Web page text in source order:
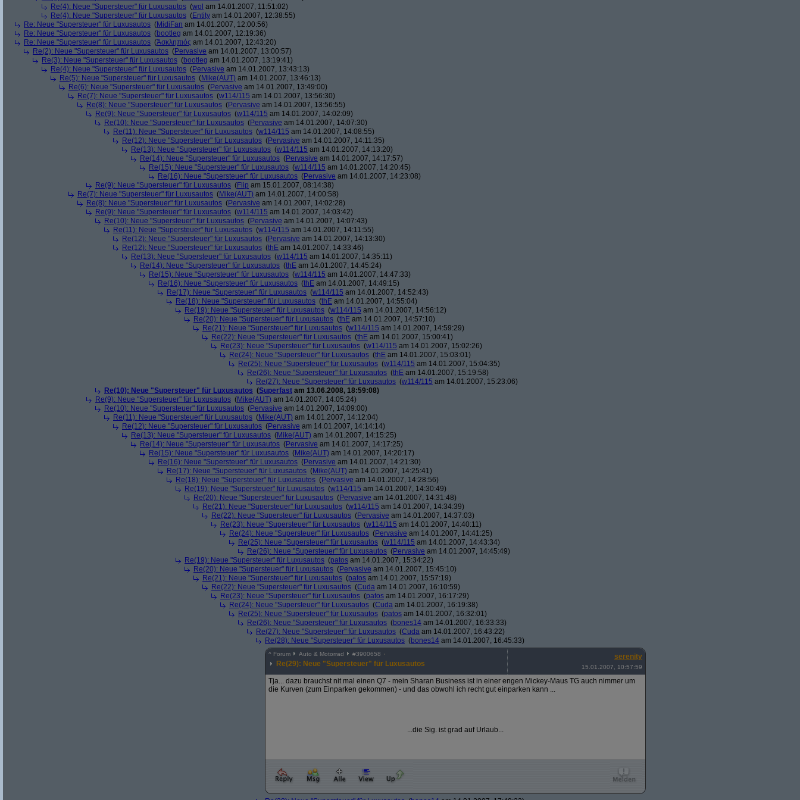
Re(4): Neue "Supersteuer" für Luxusautos (wol am 14.01.2007, 11:51:02)
Re(4): Neue "Supersteuer" für Luxusautos (Entity am 14.01.2007, 12:38:55)
Re: Neue "Supersteuer" für Luxusautos (MidiFan am 14.01.2007, 12:00:56)
Re: Neue "Supersteuer" für Luxusautos (bootleg am 14.01.2007, 12:19:36)
Re: Neue "Supersteuer" für Luxusautos (Ἀσκληπιός am 14.01.2007, 12:43:20)
Re(2): Neue "Supersteuer" für Luxusautos (Pervasive am 14.01.2007, 13:00:57)
Re(3): Neue "Supersteuer" für Luxusautos (bootleg am 14.01.2007, 13:19:41)
Re(4): Neue "Supersteuer" für Luxusautos (Pervasive am 14.01.2007, 13:43:13)
Re(5): Neue "Supersteuer" für Luxusautos (Mike(AUT) am 14.01.2007, 13:46:13)
Re(6): Neue "Supersteuer" für Luxusautos (Pervasive am 14.01.2007, 13:49:00)
Re(7): Neue "Supersteuer" für Luxusautos (w114/115 am 14.01.2007, 13:56:30)
Re(8): Neue "Supersteuer" für Luxusautos (Pervasive am 14.01.2007, 13:56:55)
Re(9): Neue "Supersteuer" für Luxusautos (w114/115 am 14.01.2007, 14:02:09)
Re(10): Neue "Supersteuer" für Luxusautos (Pervasive am 14.01.2007, 14:07:30)
Re(11): Neue "Supersteuer" für Luxusautos (w114/115 am 14.01.2007, 14:08:55)
Re(12): Neue "Supersteuer" für Luxusautos (Pervasive am 14.01.2007, 14:11:35)
Re(13): Neue "Supersteuer" für Luxusautos (w114/115 am 14.01.2007, 14:13:20)
Re(14): Neue "Supersteuer" für Luxusautos (Pervasive am 14.01.2007, 14:17:57)
Re(15): Neue "Supersteuer" für Luxusautos (w114/115 am 14.01.2007, 14:20:45)
Re(16): Neue "Supersteuer" für Luxusautos (Pervasive am 14.01.2007, 14:23:08)
Re(9): Neue "Supersteuer" für Luxusautos (Flip am 15.01.2007, 08:14:38)
Re(7): Neue "Supersteuer" für Luxusautos (Mike(AUT) am 14.01.2007, 14:00:58)
Re(8): Neue "Supersteuer" für Luxusautos (Pervasive am 14.01.2007, 14:02:28)
Re(9): Neue "Supersteuer" für Luxusautos (w114/115 am 14.01.2007, 14:03:42)
Re(10): Neue "Supersteuer" für Luxusautos (Pervasive am 14.01.2007, 14:07:43)
Re(11): Neue "Supersteuer" für Luxusautos (w114/115 am 14.01.2007, 14:11:55)
Re(12): Neue "Supersteuer" für Luxusautos (Pervasive am 14.01.2007, 14:13:30)
Re(12): Neue "Supersteuer" für Luxusautos (thE am 14.01.2007, 14:33:46)
Re(13): Neue "Supersteuer" für Luxusautos (w114/115 am 14.01.2007, 14:35:11)
Re(14): Neue "Supersteuer" für Luxusautos (thE am 14.01.2007, 14:45:24)
Re(15): Neue "Supersteuer" für Luxusautos (w114/115 am 14.01.2007, 14:47:33)
Re(16): Neue "Supersteuer" für Luxusautos (thE am 14.01.2007, 14:49:15)
Re(17): Neue "Supersteuer" für Luxusautos (w114/115 am 14.01.2007, 14:52:43)
Re(18): Neue "Supersteuer" für Luxusautos (thE am 14.01.2007, 14:55:04)
Re(19): Neue "Supersteuer" für Luxusautos (w114/115 am 14.01.2007, 14:56:12)
Re(20): Neue "Supersteuer" für Luxusautos (thE am 14.01.2007, 14:57:10)
Re(21): Neue "Supersteuer" für Luxusautos (w114/115 am 14.01.2007, 14:59:29)
Re(22): Neue "Supersteuer" für Luxusautos (thE am 14.01.2007, 15:00:41)
Re(23): Neue "Supersteuer" für Luxusautos (w114/115 am 14.01.2007, 15:02:26)
Re(24): Neue "Supersteuer" für Luxusautos (thE am 14.01.2007, 15:03:01)
Re(25): Neue "Supersteuer" für Luxusautos (w114/115 am 14.01.2007, 15:04:35)
Re(26): Neue "Supersteuer" für Luxusautos (thE am 14.01.2007, 15:19:58)
Re(27): Neue "Supersteuer" für Luxusautos (w114/115 am 14.01.2007, 15:23:06)
Re(10): Neue "Supersteuer" für Luxusautos (Superfast am 13.06.2008, 18:59:08)
Re(9): Neue "Supersteuer" für Luxusautos (Mike(AUT) am 14.01.2007, 14:05:24)
Re(10): Neue "Supersteuer" für Luxusautos (Pervasive am 14.01.2007, 14:09:00)
Re(11): Neue "Supersteuer" für Luxusautos (Mike(AUT) am 14.01.2007, 14:12:04)
Re(12): Neue "Supersteuer" für Luxusautos (Pervasive am 14.01.2007, 14:14:14)
Re(13): Neue "Supersteuer" für Luxusautos (Mike(AUT) am 14.01.2007, 14:15:25)
Re(14): Neue "Supersteuer" für Luxusautos (Pervasive am 14.01.2007, 14:17:25)
Re(15): Neue "Supersteuer" für Luxusautos (Mike(AUT) am 14.01.2007, 14:20:17)
Re(16): Neue "Supersteuer" für Luxusautos (Pervasive am 14.01.2007, 14:21:30)
Re(17): Neue "Supersteuer" für Luxusautos (Mike(AUT) am 14.01.2007, 14:25:41)
Re(18): Neue "Supersteuer" für Luxusautos (Pervasive am 14.01.2007, 14:28:56)
Re(19): Neue "Supersteuer" für Luxusautos (w114/115 am 14.01.2007, 14:30:49)
Re(20): Neue "Supersteuer" für Luxusautos (Pervasive am 14.01.2007, 14:31:48)
Re(21): Neue "Supersteuer" für Luxusautos (w114/115 am 14.01.2007, 14:34:39)
Re(22): Neue "Supersteuer" für Luxusautos (Pervasive am 14.01.2007, 14:37:03)
Re(23): Neue "Supersteuer" für Luxusautos (w114/115 am 14.01.2007, 14:40:11)
Re(24): Neue "Supersteuer" für Luxusautos (Pervasive am 14.01.2007, 14:41:25)
Re(25): Neue "Supersteuer" für Luxusautos (w114/115 am 14.01.2007, 14:43:34)
Re(26): Neue "Supersteuer" für Luxusautos (Pervasive am 14.01.2007, 14:45:49)
Re(19): Neue "Supersteuer" für Luxusautos (patos am 14.01.2007, 15:34:22)
Re(20): Neue "Supersteuer" für Luxusautos (Pervasive am 14.01.2007, 15:45:10)
Re(21): Neue "Supersteuer" für Luxusautos (patos am 14.01.2007, 15:57:19)
Re(22): Neue "Supersteuer" für Luxusautos (Cuda am 14.01.2007, 16:10:59)
Re(23): Neue "Supersteuer" für Luxusautos (patos am 14.01.2007, 16:17:29)
Re(24): Neue "Supersteuer" für Luxusautos (Cuda am 14.01.2007, 16:19:38)
Re(25): Neue "Supersteuer" für Luxusautos (patos am 14.01.2007, 16:32:01)
Re(26): Neue "Supersteuer" für Luxusautos (bones14 am 14.01.2007, 16:33:33)
Re(27): Neue "Supersteuer" für Luxusautos (Cuda am 14.01.2007, 16:43:22)
Re(28): Neue "Supersteuer" für Luxusautos (bones14 am 14.01.2007, 16:45:33)
^ Forum Auto & Motorrad #3900658
Re(29): Neue "Supersteuer" für Luxusautos
serenity
15.01.2007, 10:57:59
Tja... dazu brauchst nit mal einen Q7 - mein Sharan Business ist in einer engen Mickey-Maus TG auch nimmer um
die Kurven (zum Einparken gekommen) - und das obwohl ich recht gut einparken kann ...
...die Sig. ist grad auf Urlaub...